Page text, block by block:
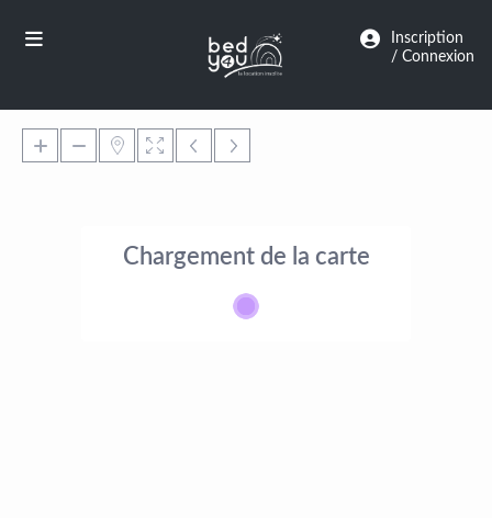
Inscription
/ Connexion
Chargement de la carte